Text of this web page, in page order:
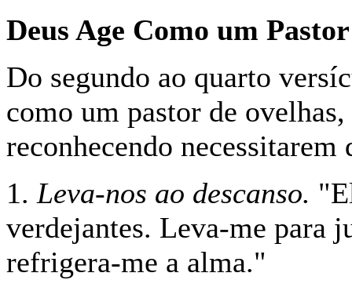
Deus Age Como um Pastor
Do segundo ao quarto
como um pastor de
reconhecendo necessitarem
1. Leva-nos ao descanso.
verdejantes. Leva-me para
refrigera-me a alma."